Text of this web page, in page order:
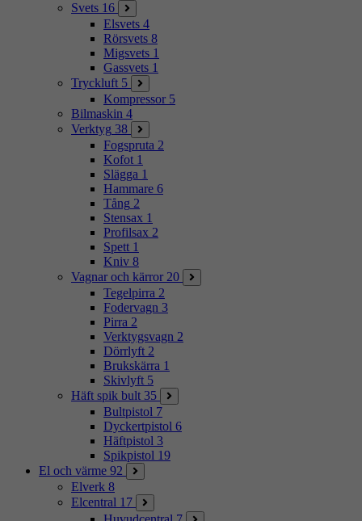
Svets 16
Elsvets 4
Rörsvets 8
Migsvets 1
Gassvets 1
Tryckluft 5
Kompressor 5
Bilmaskin 4
Verktyg 38
Fogspruta 2
Kofot 1
Slägga 1
Hammare 6
Tång 2
Stensax 1
Profilsax 2
Spett 1
Kniv 8
Vagnar och kärror 20
Tegelpirra 2
Fodervagn 3
Pirra 2
Verktygsvagn 2
Dörrlyft 2
Brukskärra 1
Skivlyft 5
Häft spik bult 35
Bultpistol 7
Dyckertpistol 6
Häftpistol 3
Spikpistol 19
El och värme 92
Elverk 8
Elcentral 17